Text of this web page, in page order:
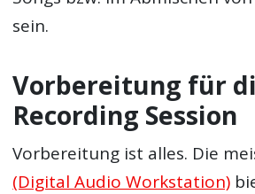
sein.
Vorbereitung für
Recording Session
Vorbereitung ist alles. Die
(Digital Audio Workstation)